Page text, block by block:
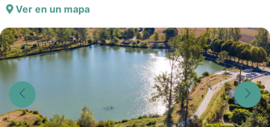
Ver en un mapa